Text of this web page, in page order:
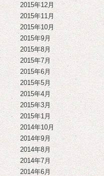
2015年12月
2015年11月
2015年10月
2015年9月
2015年8月
2015年7月
2015年6月
2015年5月
2015年4月
2015年3月
2015年1月
2014年10月
2014年9月
2014年8月
2014年7月
2014年6月